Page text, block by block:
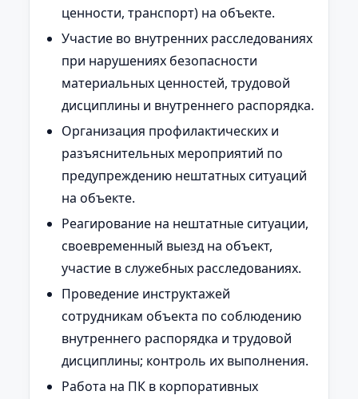
ценности, транспорт) на объекте.
Участие во внутренних расследованиях
при нарушениях безопасности
материальных ценностей, трудовой
дисциплины и внутреннего распорядка.
Организация профилактических и
разъяснительных мероприятий по
предупреждению нештатных ситуаций
на объекте.
Реагирование на нештатные ситуации,
своевременный выезд на объект,
участие в служебных расследованиях.
Проведение инструктажей
сотрудникам объекта по соблюдению
внутреннего распорядка и трудовой
дисциплины; контроль их выполнения.
Работа на ПК в корпоративных